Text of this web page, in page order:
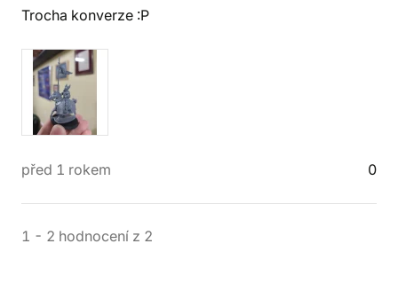
Trocha konverze :P
před 1 rokem 0
1 - 2 hodnocení z 2